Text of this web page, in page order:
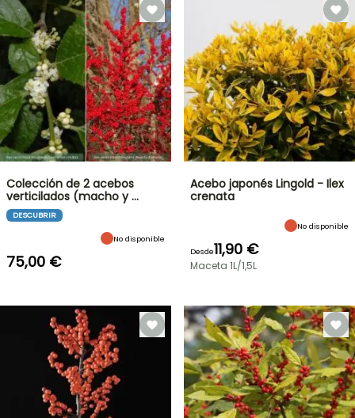
Colección de 2 acebos
verticilados (macho y …
DESCUBRIR
No disponible
75,00 €
Acebo japonés Lingold - Ilex
crenata
No disponible
Desde11,90 €
Maceta 1L/1,5L